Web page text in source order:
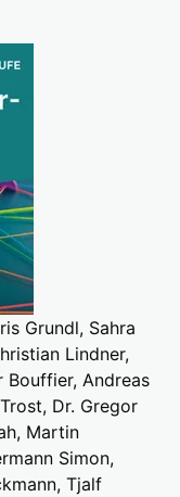
Grundl, Sahra
Lindner,
Bouffier, Andreas
Dr. Gregor
Martin
Simon,
Tjalf